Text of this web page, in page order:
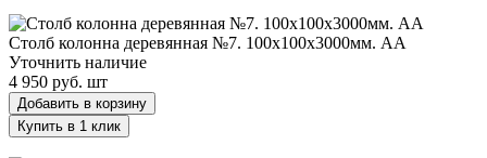
Столб колонна деревянная №7. 100х100х3000мм. АА
Уточнить наличие
4 950 руб. шт
Добавить в корзину
Купить в 1 клик